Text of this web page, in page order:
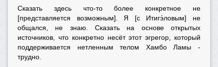
Сказать здесь что-то более конкретное не
[представляется возможным]. Я [с Итигэ́ловым] не
общался, не знаю. Сказать на основе открытых
источников, что конкретно несёт этот эгрегор, который
поддерживается нетленным телом Хамбо Ламы -
трудно.